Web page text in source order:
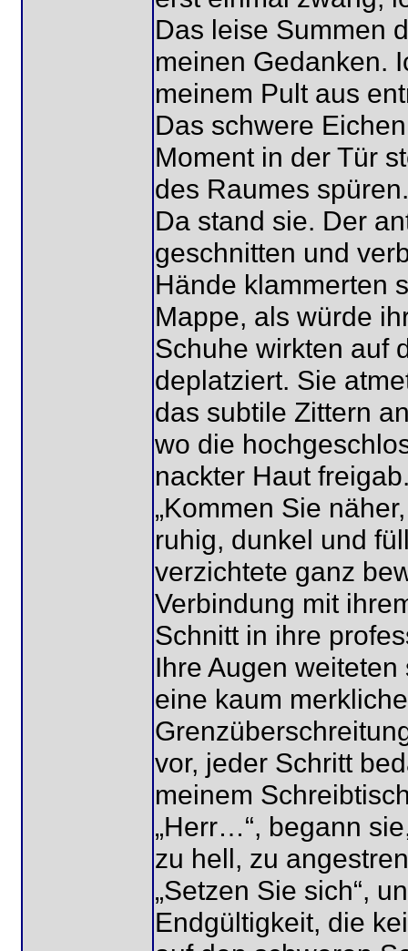
Das leise Summen
meinen Gedanken.
meinem Pult aus
Das schwere
Moment in der Tür
des Raumes
Da stand sie. Der
geschnitten und
Hände klammerten
Mappe, als würde
Schuhe wirkten auf
deplatziert. Sie
das subtile Zittern
wo die
nackter Haut
„Kommen Sie
ruhig, dunkel und
verzichtete ganz
Verbindung mit
Schnitt in ihre
Ihre Augen
eine kaum
vor, jeder Schritt
meinem
„Herr…“, begann
zu hell, zu
„Setzen Sie sich“,
Endgültigkeit, die